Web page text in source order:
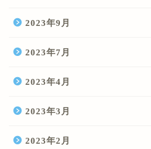
2023年9月
2023年7月
2023年4月
2023年3月
2023年2月